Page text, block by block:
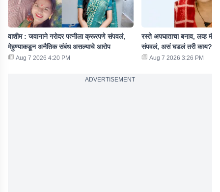
वाशीम : जवानाने गरोदर पत्नीला क्रूरपणे संपवलं,
मेहुण्याकडून अनैतिक संबंध असल्याचे आरोप
Aug 7 2026 4:20 PM
रस्ते अपघाताचा बनाव, लव्ह
संपवलं, असं घडलं तरी काय?
Aug 7 2026 3:26 PM
ADVERTISEMENT